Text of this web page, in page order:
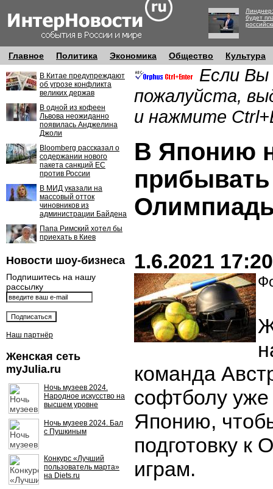
будет
Главное Политика Экономика Общество Культура
В Китае предупреждают
об угрозе конфликта
великих держав
В одной из кофеен
Львова неожиданно
появилась Анджелина
Джоли
Bloomberg рассказал о
содержании нового
пакета санкций ЕС
против России
В МИД указали на
массовый отток
чиновников из
администрации Байдена
Папа Римский хотел бы
приехать в Киев
Новости шоу-бизнеса
Подпишитесь на нашу
рассылку
Наш партнёр
Женская сеть
myJulia.ru
Ночь музеев 2024.
Народное искусство на
высшем уровне
Ночь музеев 2024. Бал
с Пушкиным
Конкурс «Лучший
пользователь марта»
на Diets.ru
Если Вы
пожалуйста,
и нажмите
В Японию
прибывать
1.6.2021 17:20
команда
софтболу
Японию,
подготовку к
играм.